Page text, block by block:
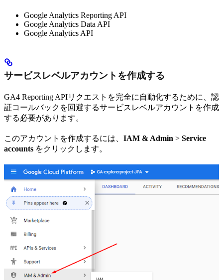
Google Analytics Reporting API
Google Analytics Data API
Google Analytics API
サービスレベルアカウントを作成する
GA4 Reporting APIリクエストを完全に自動化するために、認
証コールバックを回避するサービスレベルアカウントを作成
する必要があります。
このアカウントを作成するには、 IAM & Admin > Service
accounts をクリックします。